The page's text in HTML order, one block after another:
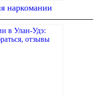
наркомании